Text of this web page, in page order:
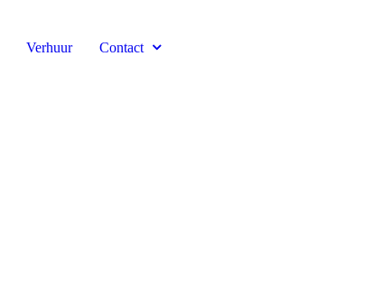
Verhuur Contact